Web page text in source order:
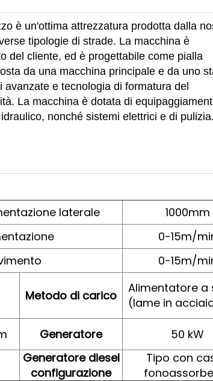
è un'ottima attrezzatura prodotta dalla
tipologie di strade. La macchina è
del cliente, ed è progettabile come pialla
da una macchina principale e da uno
e tecnologia di formatura del
La macchina è dotata di
nonché sistemi elettrici e di pulizia.
laterale
1000mm
0-15m/
0-15m/
Metodo di carico
Alimentatore a
(lame in
Generatore 50 kW
Generatore diesel
configurazione
Tipo con